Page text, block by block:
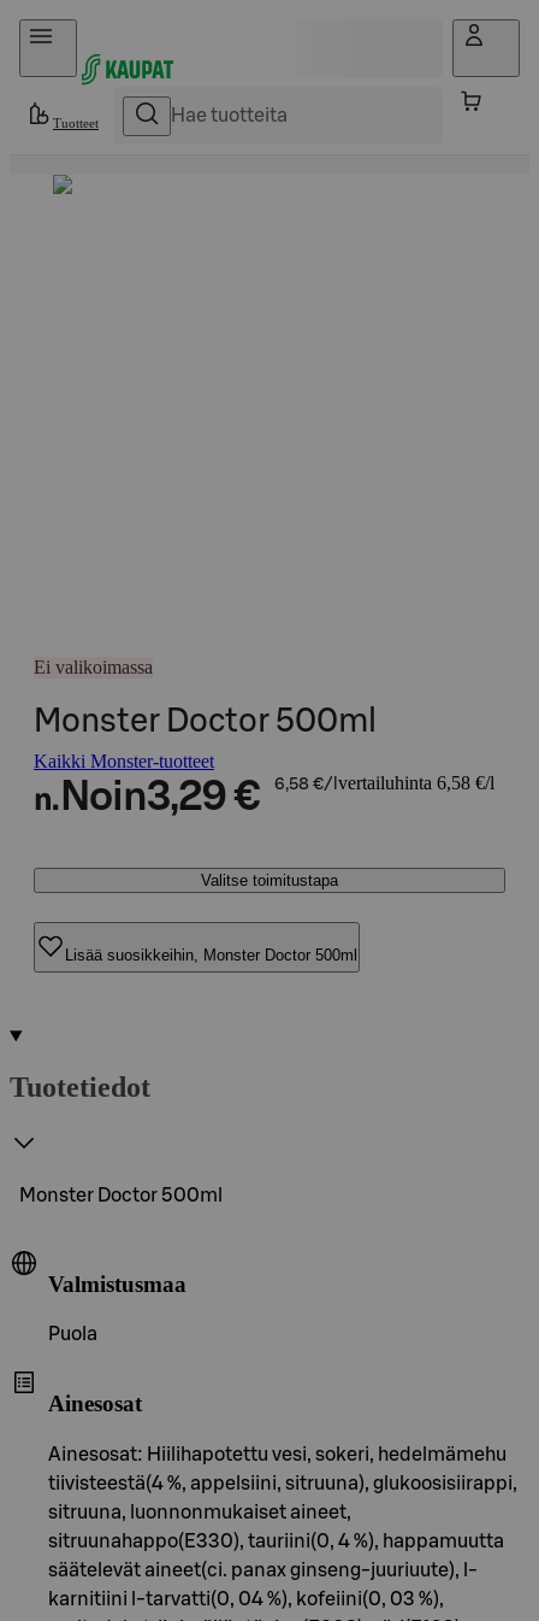
Hyppää sisältöön
Tuotteet
Ei valikoimassa
Monster Doctor 500ml
Kaikki Monster-tuotteet
n. Noin3,29 € 6,58 €/l vertailuhinta 6,58 €/l
Valitse toimitustapa
Lisää suosikkeihin, Monster Doctor 500ml
Tuotetiedot
Monster Doctor 500ml
Valmistusmaa
Puola
Ainesosat
Ainesosat: Hiilihapotettu vesi, sokeri, hedelmämehu
tiivisteestä(4 %, appelsiini, sitruuna), glukoosisiirappi,
sitruuna, luonnonmukaiset aineet,
sitruunahappo(E330), tauriini(0, 4 %), happamuutta
säätelevät aineet(ci. panax ginseng-juuriuute), l-
karnitiini l-tarvatti(0, 04 %), kofeiini(0, 03 %),